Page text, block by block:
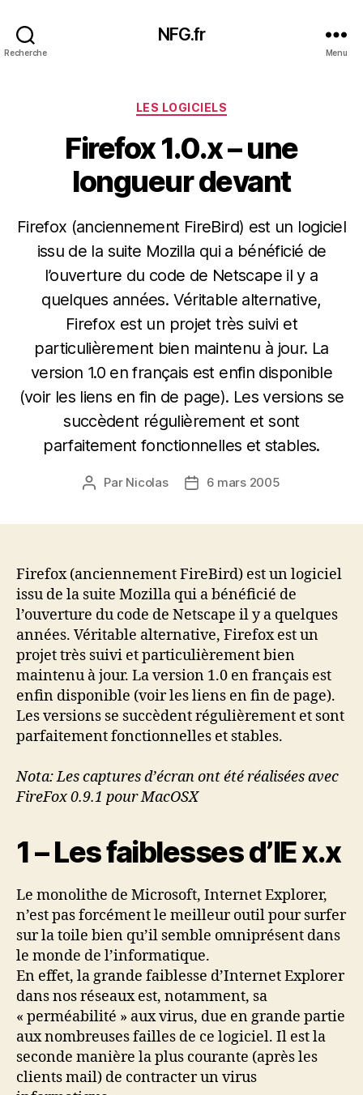
Recherche
NFG.fr
Menu
Catégories
LES LOGICIELS
Firefox 1.0.x – une
longueur devant
Firefox (anciennement FireBird) est un logiciel
issu de la suite Mozilla qui a bénéficié de
l’ouverture du code de Netscape il y a
quelques années. Véritable alternative,
Firefox est un projet très suivi et
particulièrement bien maintenu à jour. La
version 1.0 en français est enfin disponible
(voir les liens en fin de page). Les versions se
succèdent régulièrement et sont
parfaitement fonctionnelles et stables.
Auteur
Par Nicolas
Date6 mars 2005
Firefox (anciennement FireBird) est un logiciel
issu de la suite Mozilla qui a bénéficié de
l’ouverture du code de Netscape il y a quelques
années. Véritable alternative, Firefox est un
projet très suivi et particulièrement bien
maintenu à jour. La version 1.0 en français est
enfin disponible (voir les liens en fin de page).
Les versions se succèdent régulièrement et sont
parfaitement fonctionnelles et stables.
Nota: Les captures d’écran ont été réalisées avec
FireFox 0.9.1 pour MacOSX
1 – Les faiblesses d’IE x.x
Le monolithe de Microsoft, Internet Explorer,
n’est pas forcément le meilleur outil pour surfer
sur la toile bien qu’il semble omniprésent dans
le monde de l’informatique.
En effet, la grande faiblesse d’Internet Explorer
dans nos réseaux est, notamment, sa
« perméabilité » aux virus, due en grande partie
aux nombreuses failles de ce logiciel. Il est la
seconde manière la plus courante (après les
clients mail) de contracter un virus